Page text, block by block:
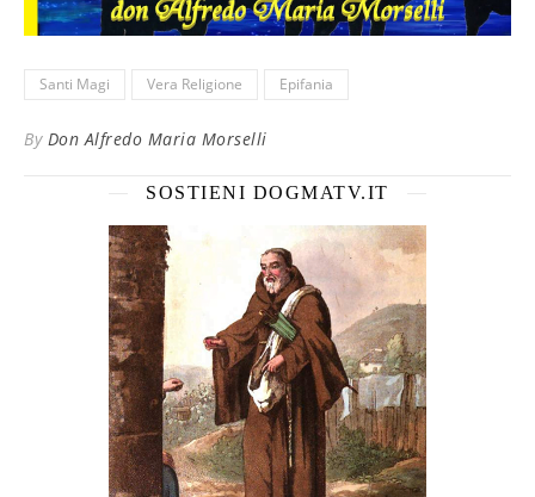
Santi Magi Vera Religione Epifania
By Don Alfredo Maria Morselli
SOSTIENI DOGMATV.IT